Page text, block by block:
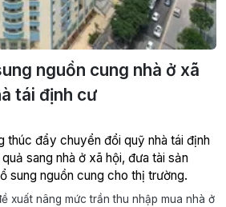
nguồn cung nhà ở xã
tái định cư
thúc đẩy chuyển đổi quỹ nhà tái định
sang nhà ở xã hội, đưa tài sản
sung nguồn cung cho thị trường.
xuất nâng mức trần thu nhập mua nhà ở